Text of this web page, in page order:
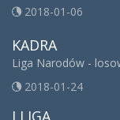
2018-01-06
KADRA
Liga Narodów -
2018-01-24
I LIGA